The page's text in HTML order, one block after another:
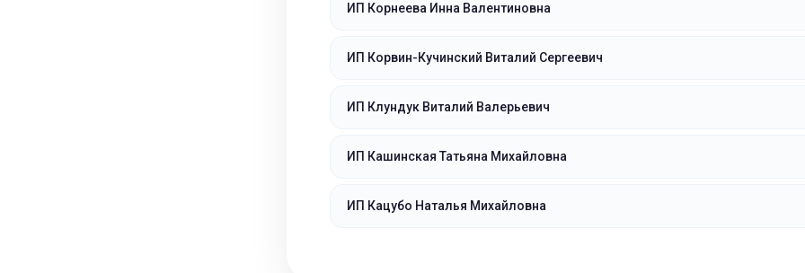
ИП Корнеева Инна Валентиновна
ИП Корвин-Кучинский Виталий Сергеевич
ИП Клундук Виталий Валерьевич
ИП Кашинская Татьяна Михайловна
ИП Кацубо Наталья Михайловна